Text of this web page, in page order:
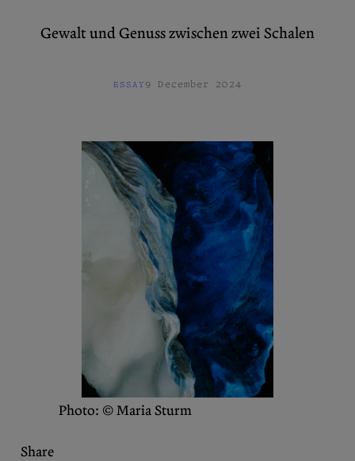
Bereichern Sie Ihren Social-Media-
Feed mit Inhalten von the Diasporist.
Folgen Sie uns auf X (Twitter) und Instagram
um nichts zu verpassen.
Beiträge einreichen
Instagram
Gewalt und Genuss zwischen zwei Schalen
ESSAY 9 December 2024
Photo: © Maria Sturm
Share